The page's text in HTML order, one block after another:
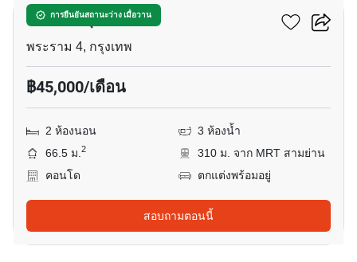
การยืนยันสถานะว่าง เมื่อวาน
คัลเจอร์ จุฬา
พระราม 4, กรุงเทพ
฿45,000/เดือน
2 ห้องนอน
3 ห้องน้ำ
66.5 ม.2
310 ม. จาก MRT สามย่าน
คอนโด
ตกแต่งพร้อมอยู่
สอบถามตอนนี้